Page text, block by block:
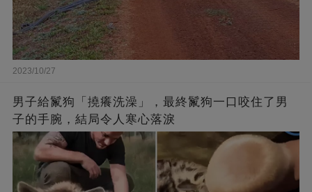
2023/10/27
男子給鬣狗「撓癢洗澡」，最終鬣狗一口咬住了男
子的手腕，結局令人寒心落淚